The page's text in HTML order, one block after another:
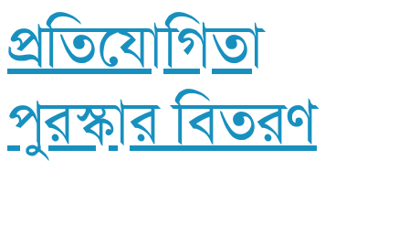
প্রতিযোগিতা
পুরস্কার বিতরণ